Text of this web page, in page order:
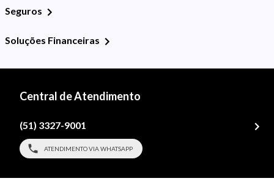
Seguros
Soluções Financeiras
Central de Atendimento
(51) 3327-9001
ATENDIMENTO VIA WHATSAPP